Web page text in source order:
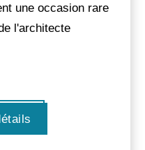
une occasion rare
l'architecte